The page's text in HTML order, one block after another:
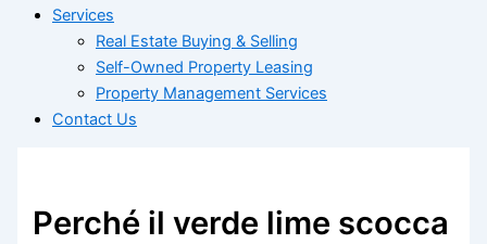
Services
Real Estate Buying & Selling
Self-Owned Property Leasing
Property Management Services
Contact Us
Perché il verde lime scocca